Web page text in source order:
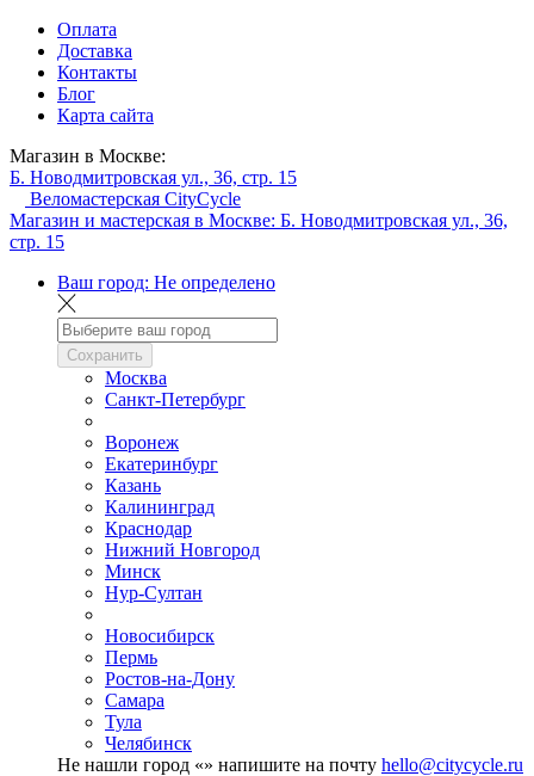
Оплата
Доставка
Контакты
Блог
Карта сайта
Магазин в Москве:
Б. Новодмитровская ул., 36, стр. 15
Веломастерская CityCycle
Магазин и мастерская в Москве: Б. Новодмитровская ул., 36,
стр. 15
Ваш город: Не определено
Сохранить
Москва
Санкт-Петербург
Воронеж
Екатеринбург
Казань
Калининград
Краснодар
Нижний Новгород
Минск
Нур-Султан
Новосибирск
Пермь
Ростов-на-Дону
Самара
Тула
Челябинск
Не нашли город «» напишите на почту hello@citycycle.ru